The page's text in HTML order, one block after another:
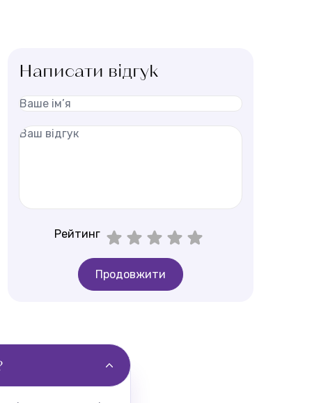
Написати відгук
Рейтинг
Продовжити